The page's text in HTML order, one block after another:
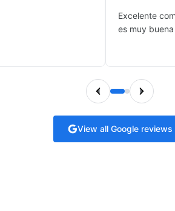
Excelente
es muy buena
View all Google reviews